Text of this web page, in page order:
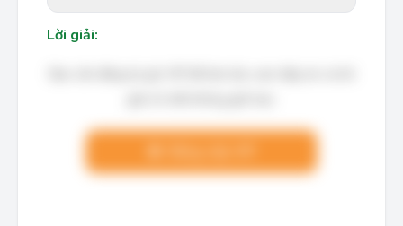
Lời giải: